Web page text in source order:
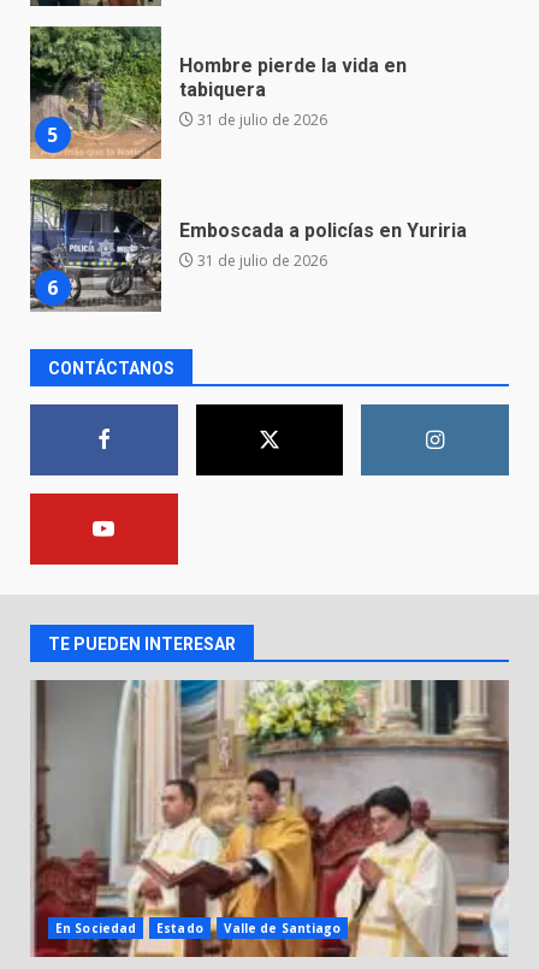
6
Emboscada a policías en Yuriria
7
Envía Gobierno de la Gente más
de 77 mil
30 de julio de 2026
asume la administración de la
parroquia de Guarapo
5 de agosto de 2026
2
FUEGO A LA SECRETARÍA DE LA
5 de agosto de 2026
Muere peatón arrollado por
motociclista en Yuriria
4 de agosto de 2026
4
Valle de Santiago despide a
José Antonio Villanueva
Cárdenas, “El Puma”
3 de agosto de 2026
CONTÁCTANOS
TE PUEDEN INTERESAR
En Sociedad Estado Valle de Santiago